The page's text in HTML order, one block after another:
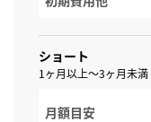
ショート
1ヶ月以上～3ヶ月未満
月額目安